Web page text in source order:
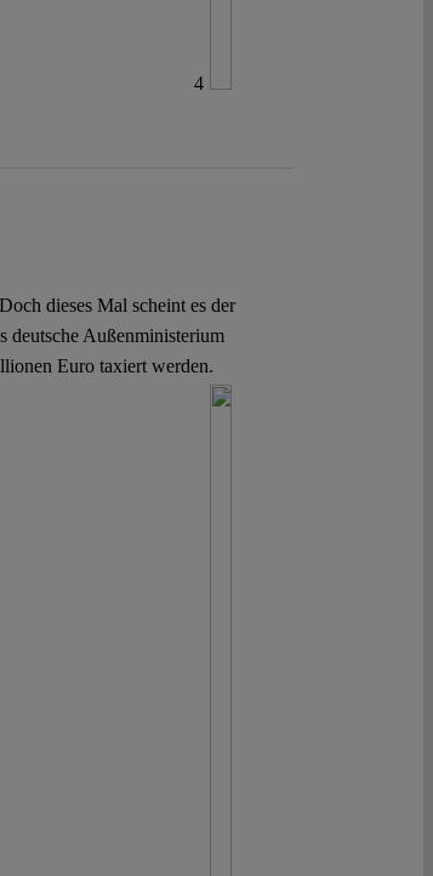
4
dieses Mal scheint es der
deutsche Außenministerium
Euro taxiert werden.